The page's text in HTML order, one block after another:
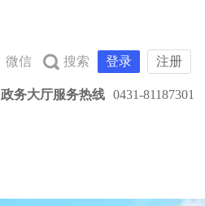
微信 登录 注册
政务大厅服务热线 0431-81187301